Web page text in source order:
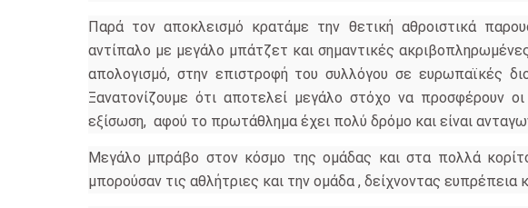
Παρά τον αποκλεισμό κρατάμε την θετική αθροιστικά
αντίπαλο με μεγάλο μπάτζετ και σημαντικές
απολογισμό, στην επιστροφή του συλλόγου σε ευρωπαϊκές
Ξανατονίζουμε ότι αποτελεί μεγάλο στόχο να προσφέρουν
εξίσωση, αφού το πρωτάθλημα έχει πολύ δρόμο και είναι
Μεγάλο μπράβο στον κόσμο της ομάδας και στα πολλά
μπορούσαν τις αθλήτριες και την ομάδα , δείχνοντας ευπρέπεια